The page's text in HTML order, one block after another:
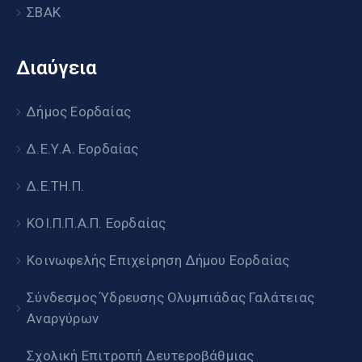
ΣΒΑΚ
Διαύγεια
Δήμος Εορδαίας
Δ.Ε.Υ.Α. Εορδαίας
Δ.Ε.ΤΗ.Π.
ΚΟΙ.Π.Π.Α.Π. Εορδαίας
Κοινωφελής Επιχείρηση Δήμου Εορδαίας
Σύνδεσμος Ύδρευσης Ολυμπιάδας Γαλάτειας
Αναργύρων
Σχολική Επιτροπή Δευτεροβάθμιας